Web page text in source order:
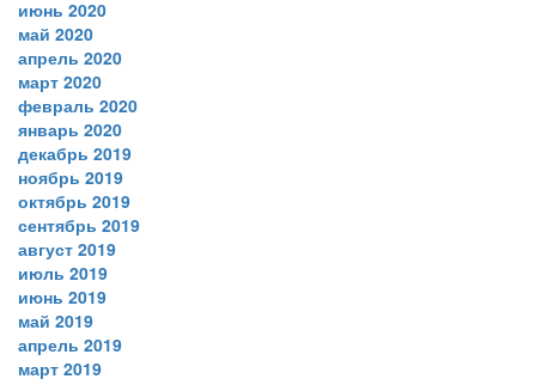
июнь 2020
май 2020
апрель 2020
март 2020
февраль 2020
январь 2020
декабрь 2019
ноябрь 2019
октябрь 2019
сентябрь 2019
август 2019
июль 2019
июнь 2019
май 2019
апрель 2019
март 2019